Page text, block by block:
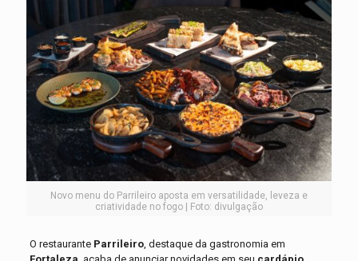
Novo menu do Parrileiro aposta em versatilidade, leveza e
criatividade no fogo | Foto: divulgação
O restaurante Parrileiro, destaque da gastronomia em